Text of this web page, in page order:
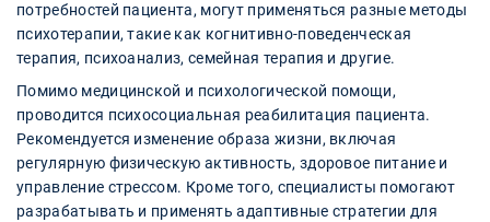
потребностей пациента, могут применяться разные методы
психотерапии, такие как когнитивно-поведенческая
терапия, психоанализ, семейная терапия и другие.
Помимо медицинской и психологической помощи,
проводится психосоциальная реабилитация пациента.
Рекомендуется изменение образа жизни, включая
регулярную физическую активность, здоровое питание и
управление стрессом. Кроме того, специалисты помогают
разрабатывать и применять адаптивные стратегии для